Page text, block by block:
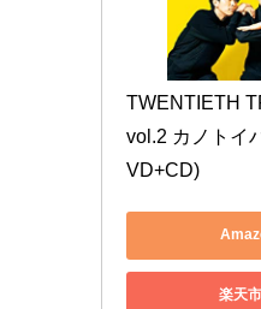
TWENTIETH
vol.2 カノトイ
VD+CD)
楽天